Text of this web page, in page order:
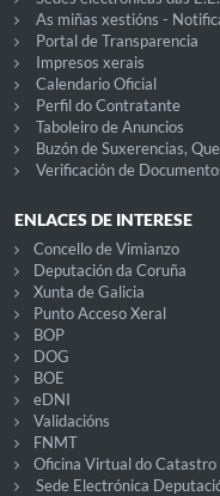
As miñas xestións -
Portal de Transparencia
Impresos xerais
Calendario Oficial
Perfil do Contratante
Taboleiro de Anuncios
Buzón de Suxerencias,
Verificación de
ENLACES DE INTERESE
Concello de Vimianzo
Deputación da Coruña
Xunta de Galicia
Punto Acceso Xeral
BOP
DOG
BOE
eDNI
Validacións
FNMT
Oficina Virtual do Catastro
Sede Electrónica